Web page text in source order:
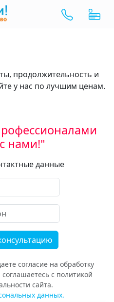
продолжительность и
у нас по лучшим ценам.
нами!"
данные
согласие на обработку
с политикой
сайта.
данных.